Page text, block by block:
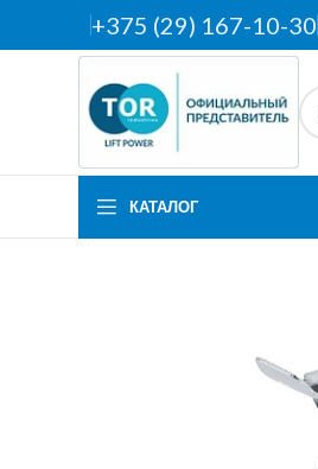
+375 (29) 167-10-30
КАТАЛОГ